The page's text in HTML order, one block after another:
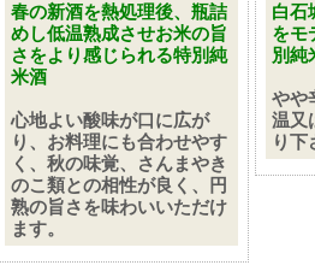
春の新酒を熱処理後、瓶詰
めし低温熟成させお米の旨
さをより感じられる特別純
米酒
心地よい酸味が口に広が
り、お料理にも合わせやす
く、秋の味覚、さんまやき
のこ類との相性が良く、円
熟の旨さを味わいいただけ
ます。
白石
をモ
別純
やや
温又
り下